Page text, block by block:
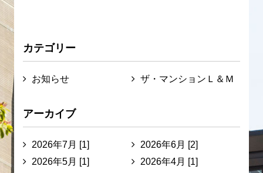
カテゴリー
お知らせ ザ・マンションＬ＆Ｍ
アーカイブ
2026年7月 [1]
2026年6月 [2]
2026年5月 [1]
2026年4月 [1]